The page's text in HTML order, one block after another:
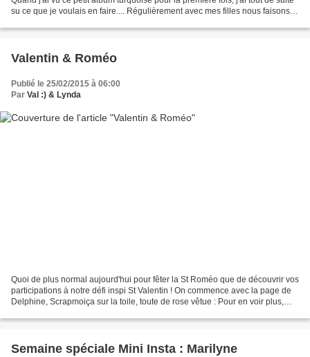
su ce que je voulais en faire.... Régulièrement avec mes filles nous faisons
Valentin & Roméo
Publié le 25/02/2015 à 06:00
Par Val :) & Lynda
Quoi de plus normal aujourd'hui pour fêter la St Roméo que de découvrir vos
participations à notre défi inspi St Valentin ! On commence avec la page de
Delphine, Scrapmoiça sur la toile, toute de rose vêtue : Pour en voir plus,
Semaine spéciale Mini Insta : Marilyne